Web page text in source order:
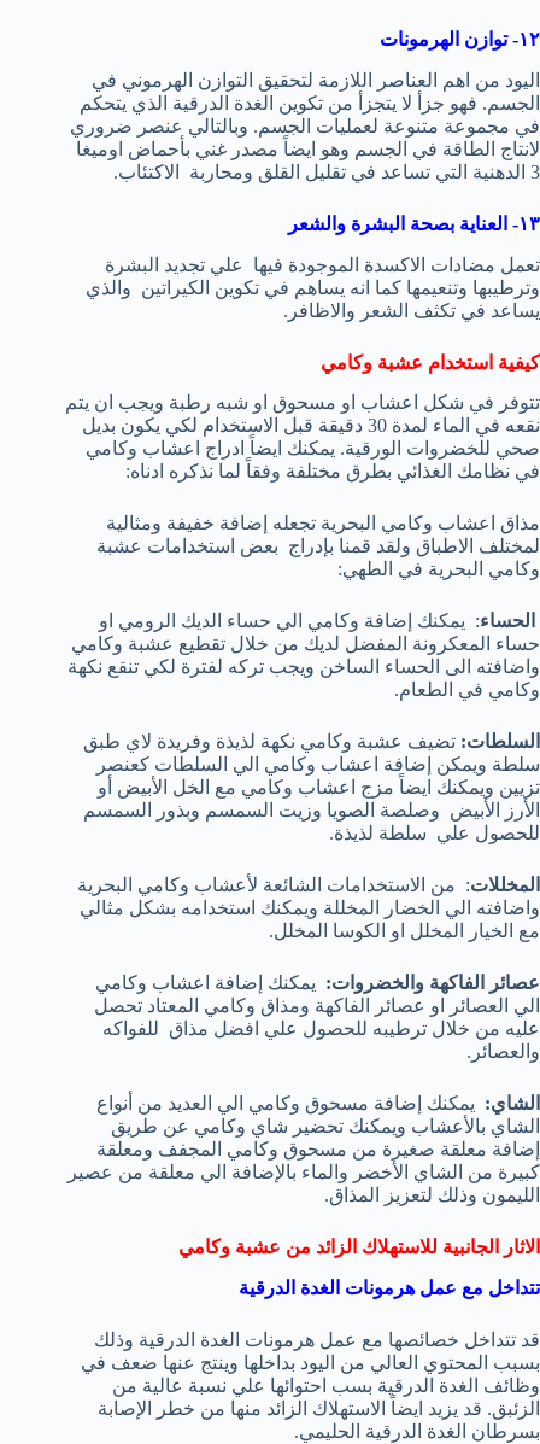
١٢- توازن الهرمونات
اليود من اهم العناصر اللازمة لتحقيق التوازن الهرموني في
الجسم. فهو جزأ لا يتجزأ من تكوين الغدة الدرقية الذي يتحكم
في مجموعة متنوعة لعمليات الجسم. وبالتالي عنصر ضروري
لانتاج الطاقة في الجسم وهو ايضاً مصدر غني بأحماض اوميغا
3 الدهنية التي تساعد في تقليل القلق ومحاربة الاكتئاب.
١٣- العناية بصحة البشرة والشعر
تعمل مضادات الاكسدة الموجودة فيها علي تجديد البشرة
وترطيبها وتنعيمها كما انه يساهم في تكوين الكيراتين والذي
يساعد في تكثف الشعر والاظافر.
كيفية استخدام عشبة وكامي
تتوفر في شكل اعشاب او مسحوق او شبه رطبة ويجب ان يتم
نقعه في الماء لمدة 30 دقيقة قبل الاستخدام لكي يكون بديل
صحي للخضروات الورقية. يمكنك ايضاً ادراج اعشاب وكامي
في نظامك الغذائي بطرق مختلفة وفقاً لما نذكره ادناه:
مذاق اعشاب وكامي البحرية تجعله إضافة خفيفة ومثالية
لمختلف الاطباق ولقد قمنا بإدراج بعض استخدامات عشبة
وكامي البحرية في الطهي:
الحساء: يمكنك إضافة وكامي الي حساء الديك الرومي او
حساء المعكرونة المفضل لديك من خلال تقطيع عشبة وكامي
واضافته الى الحساء الساخن ويجب تركه لفترة لكي تنقع نكهة
وكامي في الطعام.
السلطات: تضيف عشبة وكامي نكهة لذيذة وفريدة لاي طبق
سلطة ويمكن إضافة اعشاب وكامي الي السلطات كعنصر
تزيين ويمكنك ايضاً مزج اعشاب وكامي مع الخل الأبيض أو
الأرز الأبيض وصلصة الصويا وزيت السمسم وبذور السمسم
للحصول علي سلطة لذيذة.
المخللات: من الاستخدامات الشائعة لأعشاب وكامي البحرية
واضافته الي الخضار المخللة ويمكنك استخدامه بشكل مثالي
مع الخيار المخلل او الكوسا المخلل.
عصائر الفاكهة والخضروات: يمكنك إضافة اعشاب وكامي
الي العصائر او عصائر الفاكهة ومذاق وكامي المعتاد تحصل
عليه من خلال ترطيبه للحصول علي افضل مذاق للفواكه
والعصائر.
الشاي: يمكنك إضافة مسحوق وكامي الي العديد من أنواع
الشاي بالأعشاب ويمكنك تحضير شاي وكامي عن طريق
إضافة معلقة صغيرة من مسحوق وكامي المجفف ومعلقة
كبيرة من الشاي الأخضر والماء بالإضافة الي معلقة من عصير
الليمون وذلك لتعزيز المذاق.
الاثار الجانبية للاستهلاك الزائد من عشبة وكامي
تتداخل مع عمل هرمونات الغدة الدرقية
قد تتداخل خصائصها مع عمل هرمونات الغدة الدرقية وذلك
بسبب المحتوي العالي من اليود بداخلها وينتج عنها ضعف في
وظائف الغدة الدرقية بسب احتوائها علي نسبة عالية من
الزئبق. قد يزيد ايضاً الاستهلاك الزائد منها من خطر الإصابة
بسرطان الغدة الدرقية الحليمي.